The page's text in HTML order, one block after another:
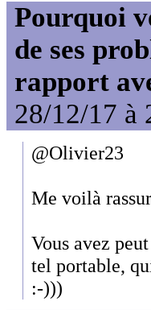
Pourquoi
de ses
rapport
28/12/17 à
@Olivier23
Me voilà
Vous avez
tel portable,
:-)))